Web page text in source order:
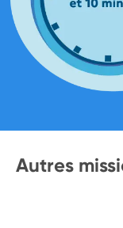
Autres